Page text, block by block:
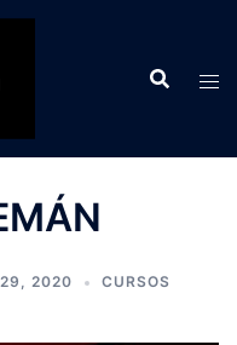
29, 2020 CURSOS